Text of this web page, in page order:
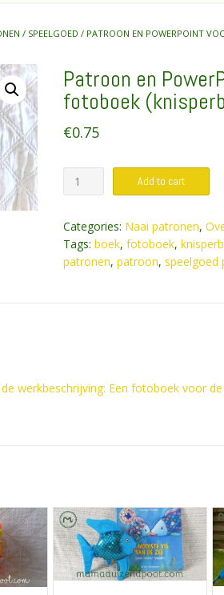
/ SPEELGOED / PATROON EN POWERPOINT
Patroon en
fotoboek
€0.75
Patroon
en
voor
een
fotoboek
Add to cart
Categories: Naai patronen,
Tags: boek, fotoboek,
patronen, patroon, speelgoed
werkbeschrijving: Een fotoboek voor